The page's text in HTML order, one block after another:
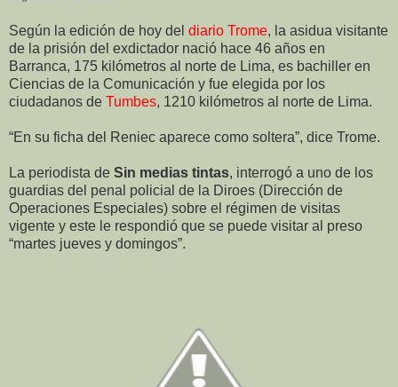
Según la edición de hoy del diario Trome, la asidua visitante
de la prisión del exdictador nació hace 46 años en
Barranca, 175 kilómetros al norte de Lima, es bachiller en
Ciencias de la Comunicación y fue elegida por los
ciudadanos de Tumbes, 1210 kilómetros al norte de Lima.
“En su ficha del Reniec aparece como soltera”, dice Trome.
La periodista de Sin medias tintas, interrogó a uno de los
guardias del penal policial de la Diroes (Dirección de
Operaciones Especiales) sobre el régimen de visitas
vigente y este le respondió que se puede visitar al preso
“martes jueves y domingos”.